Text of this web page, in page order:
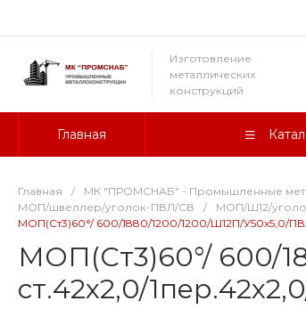
Изготовление
металлических
конструкций
Главная
Главная / МК "ПРОМСНАБ" - Промышленные
МОП/швеллер/уголок-ПВЛ/СВ
/ МОП/Ш12/
МОП(Ст3)60°/ 600/1880/1200/1200/Ш12П/У50х5,0/
МОП(Ст3)60°/ 600/
ст.42х2,0/